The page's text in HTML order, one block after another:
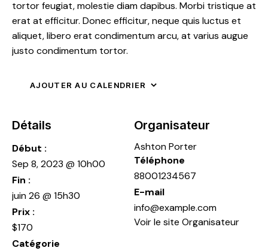
tortor feugiat, molestie diam dapibus. Morbi tristique at
erat at efficitur. Donec efficitur, neque quis luctus et
aliquet, libero erat condimentum arcu, at varius augue
justo condimentum tortor.
AJOUTER AU CALENDRIER
Détails
Début :
Sep 8, 2023 @ 10h00
Fin :
juin 26 @ 15h30
Prix :
$170
Catégorie
Organisateur
Ashton Porter
Téléphone
88001234567
E-mail
info@example.com
Voir le site Organisateur